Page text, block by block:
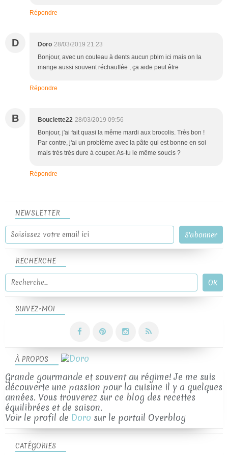
Répondre
D Doro 28/03/2019 21:23
Bonjour, avec un couteau à dents aucun pblm ici mais on la
mange aussi souvent réchauffée , ça aide peut être
Répondre
B Bouclette22 28/03/2019 09:56
Bonjour, j'ai fait quasi la même mardi aux brocolis. Très bon !
Par contre, j'ai un problème avec la pâte qui est bonne en soi
mais très très dure à couper. As-tu le même soucis ?
Répondre
NEWSLETTER
SUIVEZ-MOI
RECHERCHE
À PROPOS
Grande gourmande et souvent au régime! Je me suis
découverte une passion pour la cuisine il y a quelques
années. Vous trouverez sur ce blog des recettes
équilibrées et de saison.
Voir le profil de Doro sur le portail Overblog
CATÉGORIES